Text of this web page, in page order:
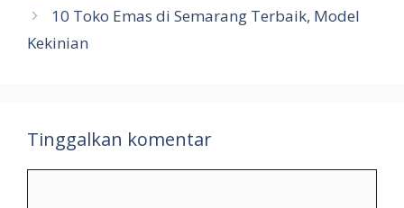
10 Toko Emas di Semarang Terbaik, Model
Kekinian
Tinggalkan komentar